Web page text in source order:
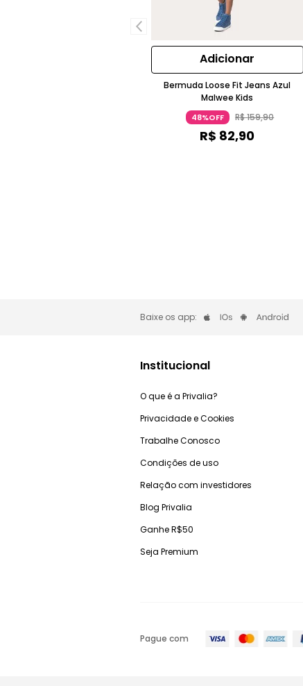
Adicionar
Bermuda Loose Fit Jeans Azul
Malwee Kids
48%OFF R$159,90
R$ 82,90
Baixe os app:
Institucional
O que é a Privalia?
Privacidade e Cookies
Trabalhe Conosco
Condições de uso
Relação com investidores
Blog Privalia
Ganhe R$50
Seja Premium
Pague com